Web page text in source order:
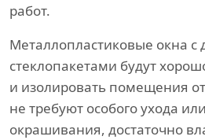
работ.
Металлопластиковые окна
стеклопакетами будут
и изолировать помещения
не требуют особого ухода
окрашивания, достаточно